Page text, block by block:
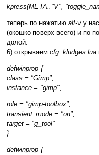
kpress(META.."V",
теперь по нажатию alt-v у
(окошко поверх всего) и по
долой.
6) открываем cfg_kludges.lua
defwinprop {
class = "Gimp",
instance = "gimp",
role = "gimp-toolbox",
transient_mode = "on",
target = "g_tool"
}
defwinprop {